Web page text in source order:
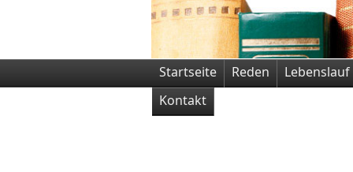
Startseite Reden
Lebenslauf
Kontakt